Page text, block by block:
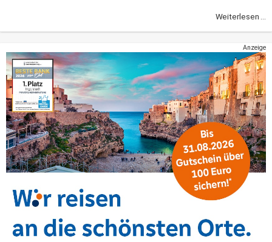
Weiterlesen ...
Anzeige